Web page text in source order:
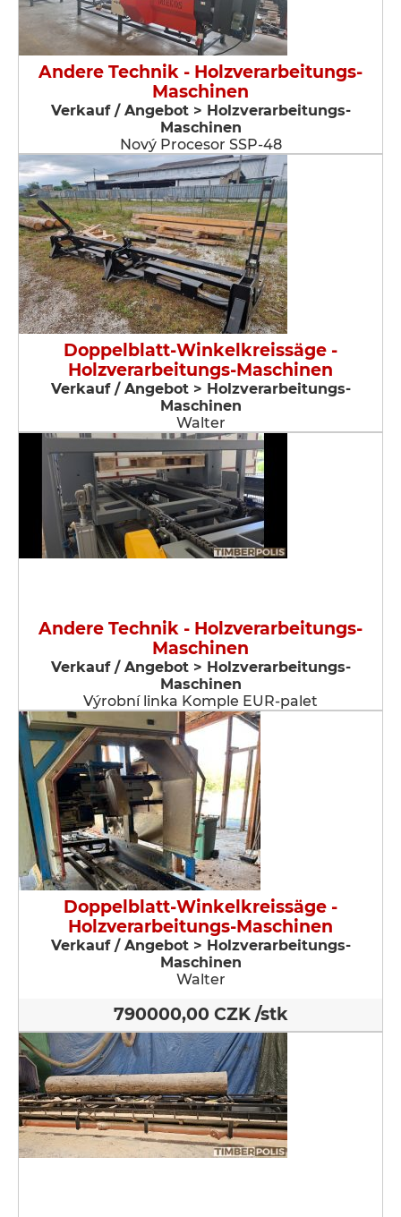
Andere Technik - Holzverarbeitungs-
Maschinen
Verkauf / Angebot > Holzverarbeitungs-
Maschinen
Nový Procesor SSP-48
Doppelblatt-Winkelkreissäge -
Holzverarbeitungs-Maschinen
Verkauf / Angebot > Holzverarbeitungs-
Maschinen
Walter
Andere Technik - Holzverarbeitungs-
Maschinen
Verkauf / Angebot > Holzverarbeitungs-
Maschinen
Výrobní linka Komple EUR-palet
Doppelblatt-Winkelkreissäge -
Holzverarbeitungs-Maschinen
Verkauf / Angebot > Holzverarbeitungs-
Maschinen
Walter
790000,00 CZK /stk